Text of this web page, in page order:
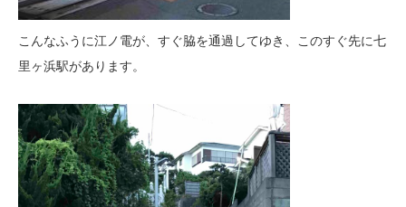
こんなふうに江ノ電が、すぐ脇を通過してゆき、このすぐ先に七
里ヶ浜駅があります。